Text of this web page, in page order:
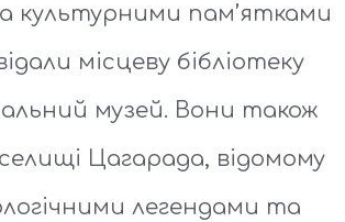
культурними пам’ятками
місцеву бібліотеку
музей. Вони також
Цагарада, відомому
легендами та